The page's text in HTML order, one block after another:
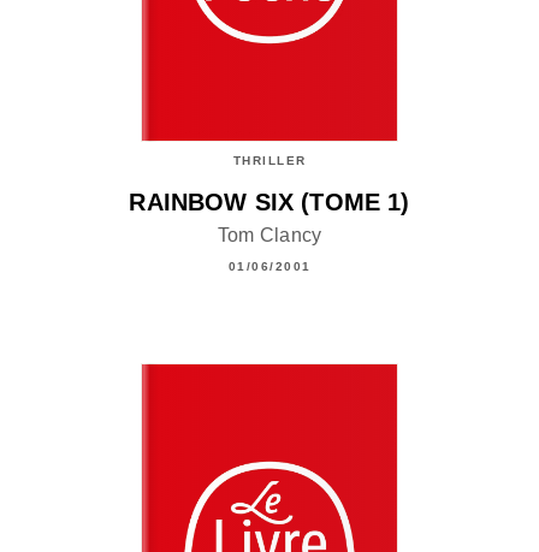
THRILLER
RAINBOW SIX (TOME 1)
Tom Clancy
01/06/2001